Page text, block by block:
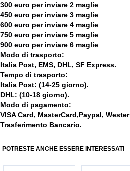
300 euro per inviare 2 maglie
450 euro per inviare 3 maglie
600 euro per inviare 4 maglie
750 euro per inviare 5 maglie
900 euro per inviare 6 maglie
Modo di trasporto:
Italia Post, EMS, DHL, SF Express.
Tempo di trasporto:
Italia Post: (14-25 giorno).
DHL: (10-18 giorno).
Modo di pagamento:
VISA Card, MasterCard,Paypal,
Trasferimento Bancario.
POTRESTE ANCHE ESSERE INTERESSATI